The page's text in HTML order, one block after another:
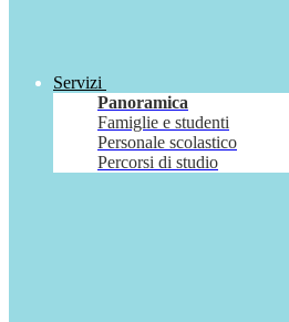
Servizi
Panoramica
Famiglie e studenti
Personale scolastico
Percorsi di studio